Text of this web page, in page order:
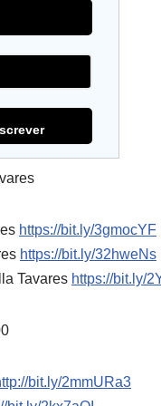
https://bit.ly/3gmocYF
https://bit.ly/32hweNs
Tavares https://bit.ly/
bit.ly/2mmURa3